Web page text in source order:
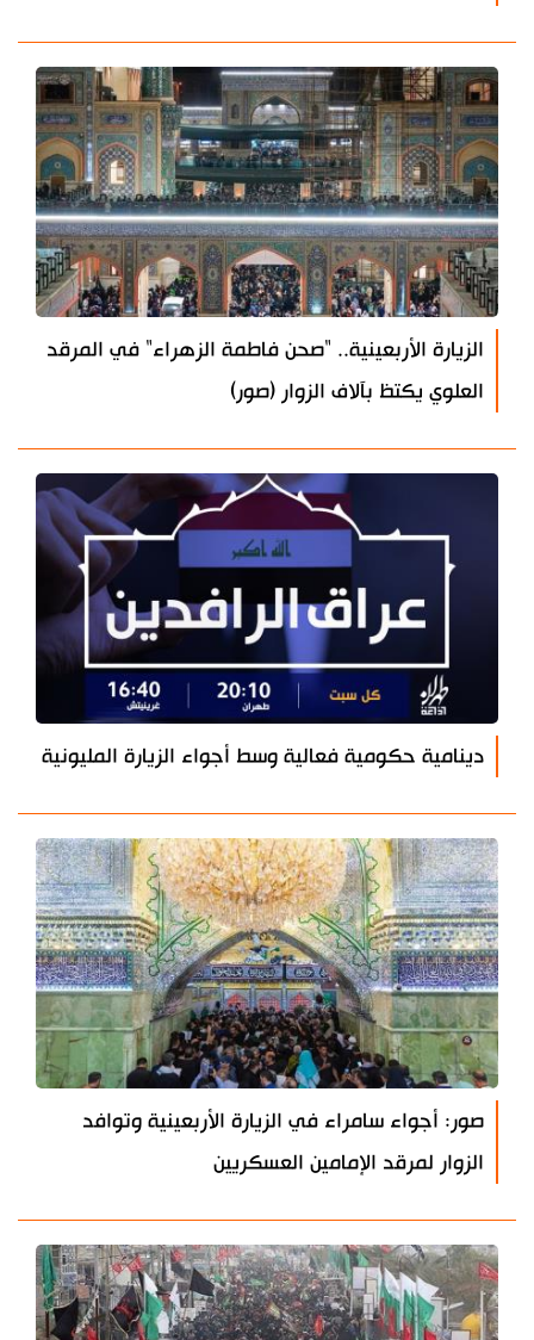
الزيارة الأربعينية.. "صحن فاطمة الزهراء" في المرقد
العلوي يكتظ بآلاف الزوار (صور)
دينامية حكومية فعالية وسط أجواء الزيارة المليونية
صور: أجواء سامراء في الزيارة الأربعينية وتوافد
الزوار لمرقد الإمامين العسكريين